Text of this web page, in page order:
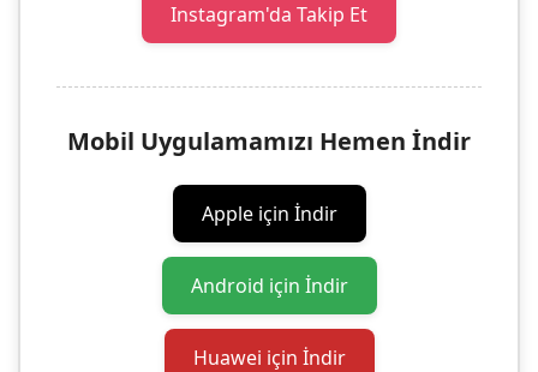
Instagram'da Takip Et
Mobil Uygulamamızı Hemen İndir
Apple için İndir
Android için İndir
Huawei için İndir